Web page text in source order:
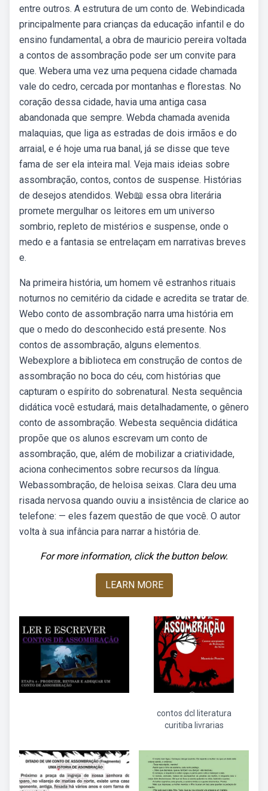
entre outros. A estrutura de um conto de. Webindicada
principalmente para crianças da educação infantil e do
ensino fundamental, a obra de mauricio pereira voltada
a contos de assombração pode ser um convite para
que. Webera uma vez uma pequena cidade chamada
vale do cedro, cercada por montanhas e florestas. No
coração dessa cidade, havia uma antiga casa
abandonada que sempre. Webda chamada avenida
malaquias, que liga as estradas de dois irmãos e do
arraial, e é hoje uma rua banal, já se disse que teve
fama de ser ela inteira mal. Veja mais ideias sobre
assombração, contos, contos de suspense. Histórias
de desejos atendidos. Web📖 essa obra literária
promete mergulhar os leitores em um universo
sombrio, repleto de mistérios e suspense, onde o
medo e a fantasia se entrelaçam em narrativas breves
e.
Na primeira história, um homem vê estranhos rituais
noturnos no cemitério da cidade e acredita se tratar de.
Webo conto de assombração narra uma história em
que o medo do desconhecido está presente. Nos
contos de assombração, alguns elementos.
Webexplore a biblioteca em construção de contos de
assombração no boca do céu, com histórias que
capturam o espírito do sobrenatural. Nesta sequência
didática você estudará, mais detalhadamente, o gênero
conto de assombração. Webesta sequência didática
propõe que os alunos escrevam um conto de
assombração, que, além de mobilizar a criatividade,
aciona conhecimentos sobre recursos da língua.
Webassombração, de heloisa seixas. Clara deu uma
risada nervosa quando ouviu a insistência de clarice ao
telefone: — eles fazem questão de que você. O autor
volta à sua infância para narrar a história de.
For more information, click the button below.
LEARN MORE
contos dcl literatura
curitiba livrarias